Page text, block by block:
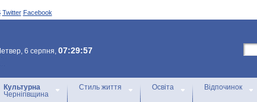
Twitter Facebook
6 серпня, 07:29:57
Культурна
Чернігівщина
Стиль життя Освіта Відпочинок